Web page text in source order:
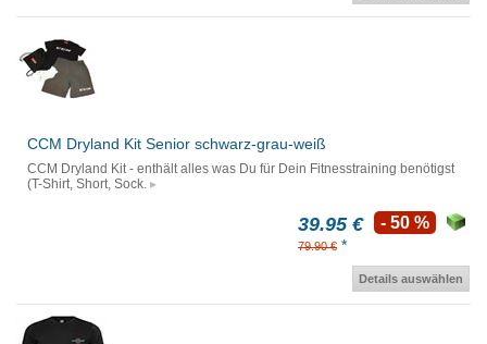
CCM Dryland Kit Senior schwarz-grau-weiß
CCM Dryland Kit - enthält alles was Du für Dein Fitnesstraining benötigst
(T-Shirt, Short, Sock.
39.95 €
79.90 € *
- 50 %
Details auswählen